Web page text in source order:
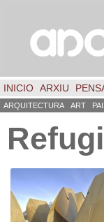
INICIO ARXIU
ARQUITECTURA ART